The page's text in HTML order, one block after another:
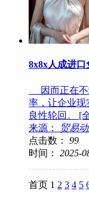
8x8x人成进
因而正在不
率，让企业现
良性轮回。 [
来源：
贸易
点击数： 99
时间： 2025-
首页 1 2 3 4 5